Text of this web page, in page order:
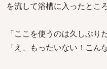
を流して浴槽に入ったところ
「ここを使うのは久しぶり
「え、もったいない！こん